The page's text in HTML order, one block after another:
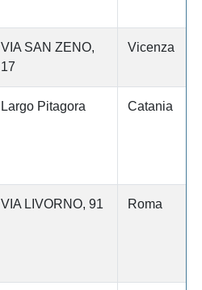
VIA SAN ZENO,
17
Vicenza
Largo Pitagora Catania
VIA LIVORNO, 91 Roma